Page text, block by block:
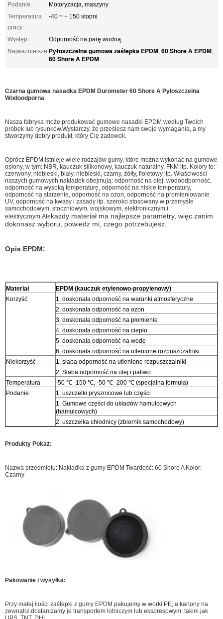
Podanie:
Motoryzacja, maszyny
Temperatura
pracy:
-40 ~ + 150 stopni
Występ:
Odporność na parę wodną
Najważniejsze:Pyłoszczelna gumowa zaślepka EPDM, 60 Shore A EPDM,
60 Shore A EPDM
Czarna gumowa nasadka EPDM Durometer 60 Shore A Pyłoszczelna
Wodoodporna
Nasza fabryka może produkować gumowe nasadki EPDM według Twoich
próbek lub rysunków.Wystarczy, że prześlesz nam swoje wymagania, a my
stworzymy dobry produkt, który Cię zadowoli.
Oprócz EPDM istnieje wiele rodzajów gumy, które można wykonać na gumowe
osłony, w tym: NBR, kauczuk silikonowy, kauczuk naturalny, FKM itp. Kolory to:
czerwony, niebieski, biały, niebieski, czarny, żółty, fioletowy itp. Właściwości
naszych gumowych nakładek obejmują: odporność na olej, wodoodporność,
odporność na wysoką temperaturę, odporność na niskie temperatury,
odporność na starzenie, odporność na ozon, odporność na promieniowanie
UV, odporność na kwasy i zasady itp. szeroko stosowany w przemyśle
samochodowym, stoczniowym, wojskowym, elektronicznym i
elektrycznym.Alekażdy materiał ma najlepsze parametry, więc zanim
dokonasz wyboru, powiedz mi, czego potrzebujesz.
Opis EPDM:
Materiał
EPDM (kauczuk etylenowo-propylenowy)
Korzyść
1, doskonała odporność na warunki atmosferyczne
2, doskonała odporność na ozon
3, doskonała odporność na płomienie
4, doskonała odporność na ciepło
5, doskonała odporność na wodę
6, doskonała odporność na utlenione rozpuszczalniki
Niekorzyść
1, słaba odporność na utlenione rozpuszczalniki
2, Słaba odporność na olej i paliwo
Temperatura
-50 ℃ -150 ℃, -50 ℃ -200 ℃ (specjalna formuła)
Podanie
1, uszczelki prysznicowe lub części
1, Gumowe części do układów hamulcowych
(hamulcowych)
2, uszczelka chłodnicy (zbiornik samochodowy)
Produkty Pokaż:
Nazwa przedmiotu: Nakładka z gumy EPDM Twardość: 60 Shore A Kolor:
Czarny
Pakowanie i wysyłka:
Przy małej ilości zaślepki z gumy EPDM pakujemy w worki PE, a kartony na
zewnątrz.dostarczamy je transportem lotniczym lub ekspresowym, takim jak